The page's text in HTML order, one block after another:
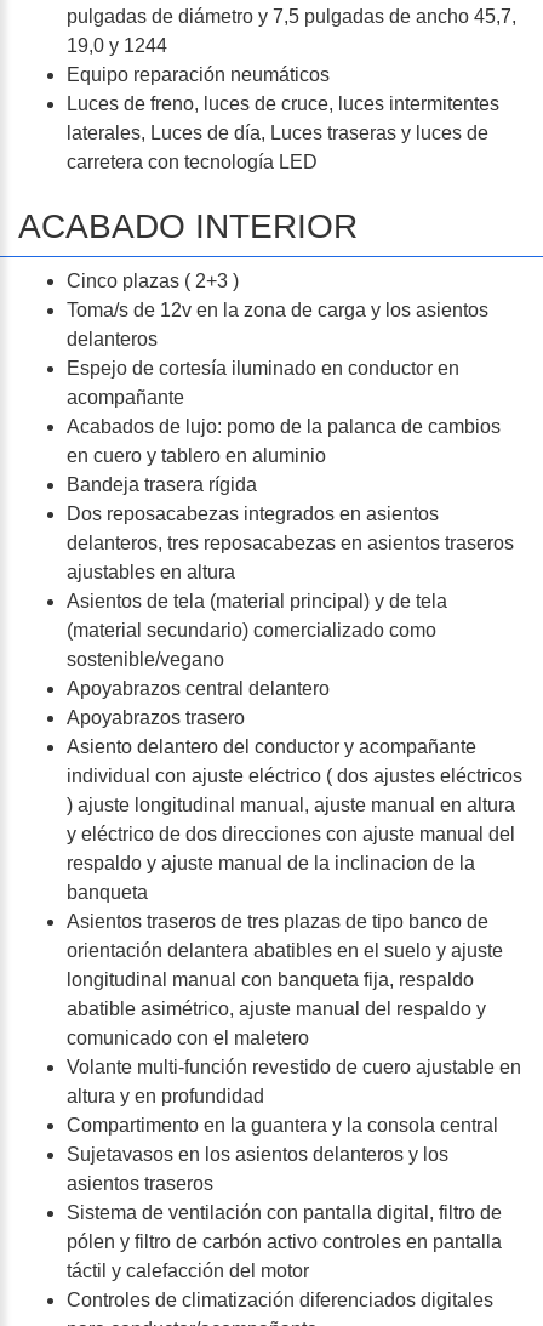
pulgadas de diámetro y 7,5 pulgadas de ancho 45,7,
19,0 y 1244
Equipo reparación neumáticos
Luces de freno, luces de cruce, luces intermitentes
laterales, Luces de día, Luces traseras y luces de
carretera con tecnología LED
ACABADO INTERIOR
Cinco plazas ( 2+3 )
Toma/s de 12v en la zona de carga y los asientos
delanteros
Espejo de cortesía iluminado en conductor en
acompañante
Acabados de lujo: pomo de la palanca de cambios
en cuero y tablero en aluminio
Bandeja trasera rígida
Dos reposacabezas integrados en asientos
delanteros, tres reposacabezas en asientos traseros
ajustables en altura
Asientos de tela (material principal) y de tela
(material secundario) comercializado como
sostenible/vegano
Apoyabrazos central delantero
Apoyabrazos trasero
Asiento delantero del conductor y acompañante
individual con ajuste eléctrico ( dos ajustes eléctricos
) ajuste longitudinal manual, ajuste manual en altura
y eléctrico de dos direcciones con ajuste manual del
respaldo y ajuste manual de la inclinacion de la
banqueta
Asientos traseros de tres plazas de tipo banco de
orientación delantera abatibles en el suelo y ajuste
longitudinal manual con banqueta fija, respaldo
abatible asimétrico, ajuste manual del respaldo y
comunicado con el maletero
Volante multi-función revestido de cuero ajustable en
altura y en profundidad
Compartimento en la guantera y la consola central
Sujetavasos en los asientos delanteros y los
asientos traseros
Sistema de ventilación con pantalla digital, filtro de
pólen y filtro de carbón activo controles en pantalla
táctil y calefacción del motor
Controles de climatización diferenciados digitales